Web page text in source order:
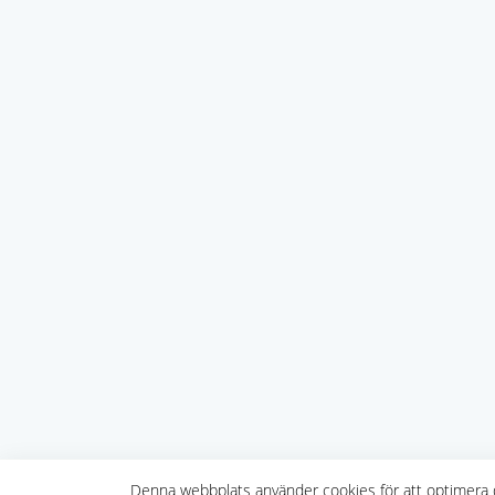
Denna webbplats använder cookies för att optimera